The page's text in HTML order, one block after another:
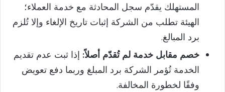
المستهلك يقدّم سجل المحادثة مع خدمة العملاء؛
الهيئة تطلب من الشركة إثبات تاريخ الإلغاء وإلا تُلزم
برد المبالغ.
خصم مقابل خدمة لم تُقدّم أصلاً: إذا ثبت عدم تقديم
الخدمة تُؤمر الشركة برد المبلغ وربما دفع تعويض
وفقًا لخطورة المخالفة.